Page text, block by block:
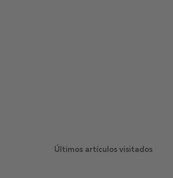
Últimos artículos visitados